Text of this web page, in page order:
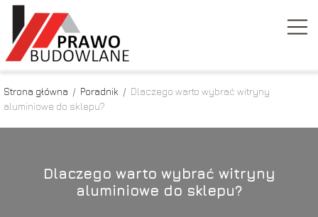
Strona główna / Poradnik / Dlaczego warto wybrać witryny
aluminiowe do sklepu?
Dlaczego warto wybrać witryny
aluminiowe do sklepu?